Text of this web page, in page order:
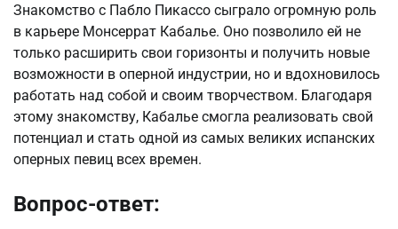
Знакомство с Пабло Пикассо сыграло огромную роль
в карьере Монсеррат Кабалье. Оно позволило ей не
только расширить свои горизонты и получить новые
возможности в оперной индустрии, но и вдохновилось
работать над собой и своим творчеством. Благодаря
этому знакомству, Кабалье смогла реализовать свой
потенциал и стать одной из самых великих испанских
оперных певиц всех времен.
Вопрос-ответ: